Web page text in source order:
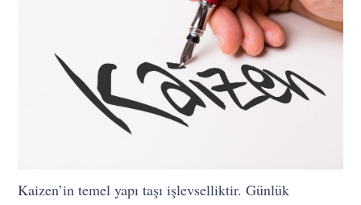
Kaizen’in temel yapı taşı işlevselliktir. Günlük